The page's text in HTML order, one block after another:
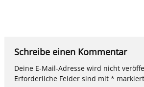
Schreibe einen Kommentar
Deine E-Mail-Adresse wird nicht
Erforderliche Felder sind mit * markiert